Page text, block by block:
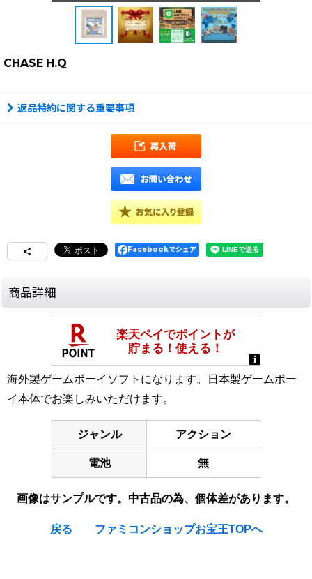
CHASE H.Q
返品特約に関する重要事項
Facebookでシェア
商品詳細
海外製ゲームボーイソフトになります。日本製ゲームボー
イ本体でお楽しみいただけます。
ジャンル アクション
電池 無
画像はサンプルです。中古品の為、個体差があります。
戻る ファミコンショップお宝王TOPへ